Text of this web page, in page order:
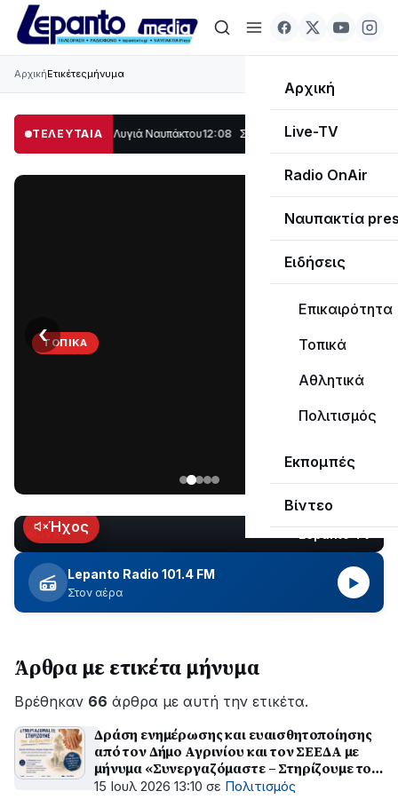
Αρχική
Live-TV
Radio OnAir
Ναυπακτία
Ειδήσεις
Επικαιρότητα
Τοπικά
Αθλητικά
Πολιτισμός
Εκπομπές
Βίντεο
ΑρχικήΕτικέτεςμήνυμα
ΤΕΛΕΥΤΑΙΑ
μέρος στο Λυγιά Ναυπάκτου12:08 Σε τροχιά υλοποίησης η Παράκαμψη
ΤΟΠΙΚΆ
Ναυπάκτου
εδώ
και
περίπου
δύο
ώρες
εξέλιξη
οι
εργασίες
ΔΕΔΔΗΕ
για
την
‹
LIVEΉχος
Lepanto Radio 101.4 FM
Στον αέρα
▶
Άρθρα με ετικέτα μήνυμα
Βρέθηκαν 66 άρθρα με αυτή την ετικέτα.
Δράση ενημέρωσης και ευαισθητοποίησης
από τον Δήμο Αγρινίου και τον ΣΕΕΔΑ με
μήνυμα «Συνεργαζόμαστε – Στηρίζουμε τον
άνθρωπο»
15 Ιουλ 2026 13:10 σε Πολιτισμός